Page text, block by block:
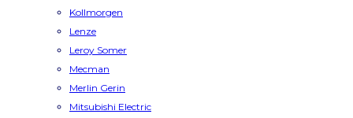
Kollmorgen
Lenze
Leroy Somer
Mecman
Merlin Gerin
Mitsubishi Electric